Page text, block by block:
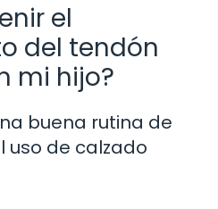
el
del tendón
mi hijo?
buena rutina de
uso de calzado